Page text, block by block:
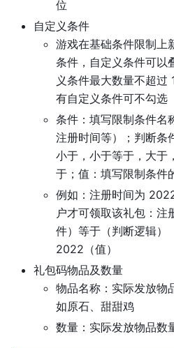
位
自定义条件
游戏在基础条件限制上
条件，自定义条件可以
义条件最大数量不超过
有自定义条件可不勾选
条件：填写限制条件名
注册时间等）；判断条
小于，小于等于，大于
于；值：填写限制条件
例如：注册时间为
户才可领取该礼包：注
件）等于（判断逻辑）
2022（值）
礼包码物品及数量
物品名称：实际发放物
如原石、甜甜鸡
数量：实际发放物品数